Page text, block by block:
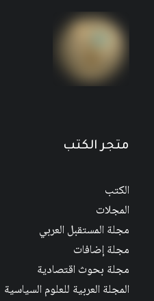
متجر الكتب
الكتب
المجلات
مجلة المستقبل العربي
مجلة إضافات
مجلة بحوث اقتصادية
المجلة العربية للعلوم السياسية